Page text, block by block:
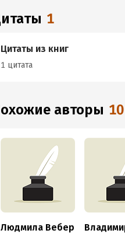
Цитаты 1
Цитаты из книг
1 цитата
Похожие авторы 10
Людмила Вебер